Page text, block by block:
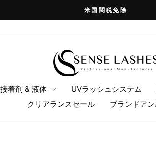
ス
ド
シ
ー
を
米国関税免除
接着剤 & 液体 UVラッシュシステム
クリアランスセール
ブランドア